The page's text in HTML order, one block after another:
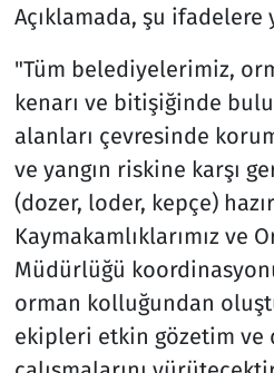
Açıklamada, şu
"Tüm belediyelerimiz,
kenarı ve bitişiğinde
alanları çevresinde
ve yangın riskine karşı
(dozer, loder, kepçe)
Kaymakamlıklarımız ve
Müdürlüğü
orman kolluğundan
ekipleri etkin gözetim ve